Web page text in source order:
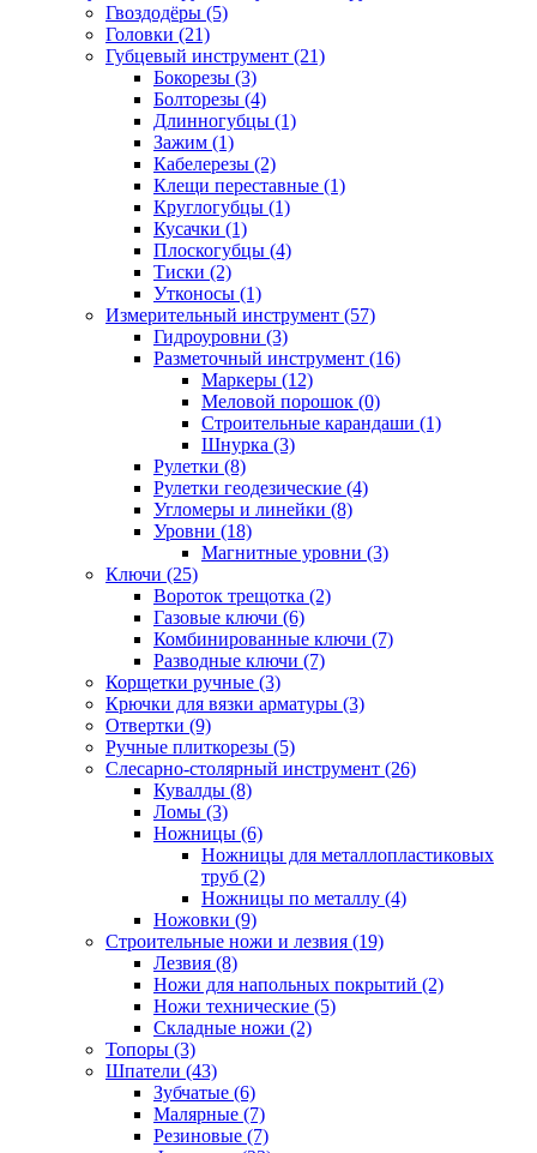
Гвоздодёры (5)
Головки (21)
Губцевый инструмент (21)
Бокорезы (3)
Болторезы (4)
Длинногубцы (1)
Зажим (1)
Кабелерезы (2)
Клещи переставные (1)
Круглогубцы (1)
Кусачки (1)
Плоскогубцы (4)
Тиски (2)
Утконосы (1)
Измерительный инструмент (57)
Гидроуровни (3)
Разметочный инструмент (16)
Маркеры (12)
Меловой порошок (0)
Строительные карандаши (1)
Шнурка (3)
Рулетки (8)
Рулетки геодезические (4)
Угломеры и линейки (8)
Уровни (18)
Магнитные уровни (3)
Ключи (25)
Вороток трещотка (2)
Газовые ключи (6)
Комбинированные ключи (7)
Разводные ключи (7)
Корщетки ручные (3)
Крючки для вязки арматуры (3)
Отвертки (9)
Ручные плиткорезы (5)
Слесарно-столярный инструмент (26)
Кувалды (8)
Ломы (3)
Ножницы (6)
Ножницы для металлопластиковых
труб (2)
Ножницы по металлу (4)
Ножовки (9)
Строительные ножи и лезвия (19)
Лезвия (8)
Ножи для напольных покрытий (2)
Ножи технические (5)
Складные ножи (2)
Топоры (3)
Шпатели (43)
Зубчатые (6)
Малярные (7)
Резиновые (7)